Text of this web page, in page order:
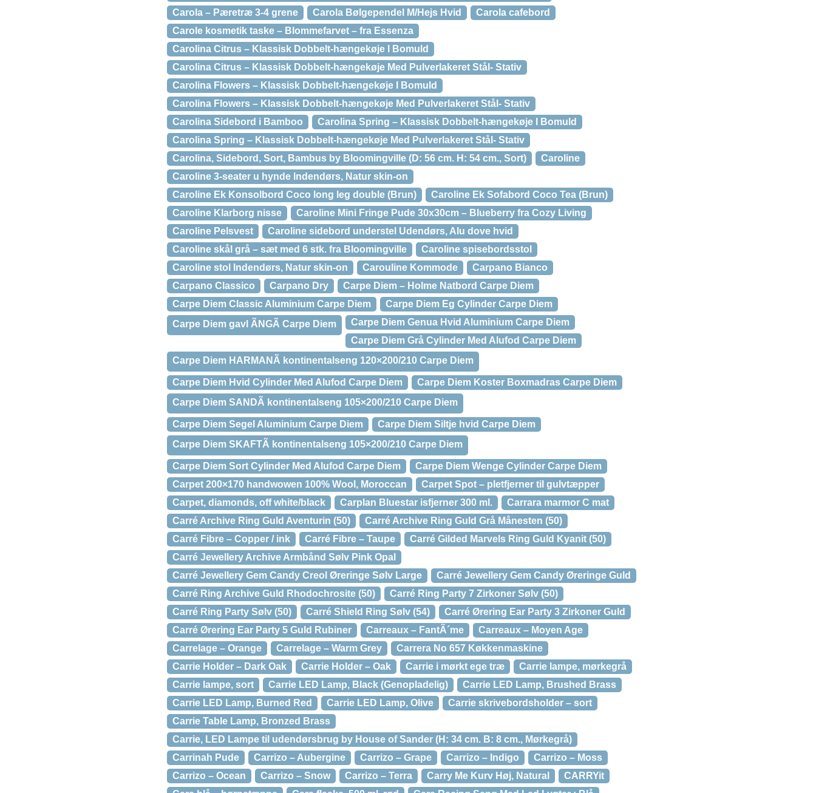
Carola – Pæretræ 3-4 grene
Carola Bølgependel M/Hejs Hvid
Carola cafebord
Carole kosmetik taske – Blommefarvet – fra Essenza
Carolina Citrus – Klassisk Dobbelt-hængekøje I Bomuld
Carolina Citrus – Klassisk Dobbelt-hængekøje Med Pulverlakeret Stål- Stativ
Carolina Flowers – Klassisk Dobbelt-hængekøje I Bomuld
Carolina Flowers – Klassisk Dobbelt-hængekøje Med Pulverlakeret Stål- Stativ
Carolina Sidebord i Bamboo
Carolina Spring – Klassisk Dobbelt-hængekøje I Bomuld
Carolina Spring – Klassisk Dobbelt-hængekøje Med Pulverlakeret Stål- Stativ
Carolina, Sidebord, Sort, Bambus by Bloomingville (D: 56 cm. H: 54 cm., Sort)
Caroline
Caroline 3-seater u hynde Indendørs, Natur skin-on
Caroline Ek Konsolbord Coco long leg double (Brun)
Caroline Ek Sofabord Coco Tea (Brun)
Caroline Klarborg nisse
Caroline Mini Fringe Pude 30x30cm – Blueberry fra Cozy Living
Caroline Pelsvest
Caroline sidebord understel Udendørs, Alu dove hvid
Caroline skål grå – sæt med 6 stk. fra Bloomingville
Caroline spisebordsstol
Caroline stol Indendørs, Natur skin-on
Carouline Kommode
Carpano Bianco
Carpano Classico
Carpano Dry
Carpe Diem – Holme Natbord Carpe Diem
Carpe Diem Classic Aluminium Carpe Diem
Carpe Diem Eg Cylinder Carpe Diem
Carpe Diem gavl ÃNGÃ Carpe Diem
Carpe Diem Genua Hvid Aluminium Carpe Diem
Carpe Diem Grå Cylinder Med Alufod Carpe Diem
Carpe Diem HARMANÃ kontinentalseng 120×200/210 Carpe Diem
Carpe Diem Hvid Cylinder Med Alufod Carpe Diem
Carpe Diem Koster Boxmadras Carpe Diem
Carpe Diem SANDÃ kontinentalseng 105×200/210 Carpe Diem
Carpe Diem Segel Aluminium Carpe Diem
Carpe Diem Siltje hvid Carpe Diem
Carpe Diem SKAFTÃ kontinentalseng 105×200/210 Carpe Diem
Carpe Diem Sort Cylinder Med Alufod Carpe Diem
Carpe Diem Wenge Cylinder Carpe Diem
Carpet 200×170 handwowen 100% Wool, Moroccan
Carpet Spot – pletfjerner til gulvtæpper
Carpet, diamonds, off white/black
Carplan Bluestar isfjerner 300 ml.
Carrara marmor C mat
Carré Archive Ring Guld Aventurin (50)
Carré Archive Ring Guld Grå Månesten (50)
Carré Fibre – Copper / ink
Carré Fibre – Taupe
Carré Gilded Marvels Ring Guld Kyanit (50)
Carré Jewellery Archive Armbånd Sølv Pink Opal
Carré Jewellery Gem Candy Creol Øreringe Sølv Large
Carré Jewellery Gem Candy Øreringe Guld
Carré Ring Archive Guld Rhodochrosite (50)
Carré Ring Party 7 Zirkoner Sølv (50)
Carré Ring Party Sølv (50)
Carré Shield Ring Sølv (54)
Carré Ørering Ear Party 3 Zirkoner Guld
Carré Ørering Ear Party 5 Guld Rubiner
Carreaux – FantÃ´me
Carreaux – Moyen Age
Carrelage – Orange
Carrelage – Warm Grey
Carrera No 657 Køkkenmaskine
Carrie Holder – Dark Oak
Carrie Holder – Oak Carrie i mørkt ege træ
Carrie lampe, mørkegrå
Carrie lampe, sort
Carrie LED Lamp, Black (Genopladelig)
Carrie LED Lamp, Brushed Brass
Carrie LED Lamp, Burned Red
Carrie LED Lamp, Olive
Carrie skrivebordsholder – sort
Carrie Table Lamp, Bronzed Brass
Carrie, LED Lampe til udendørsbrug by House of Sander (H: 34 cm. B: 8 cm., Mørkegrå)
Carrinah Pude
Carrizo – Aubergine Carrizo – Grape Carrizo – Indigo
Carrizo – Moss
Carrizo – Ocean
Carrizo – Snow Carrizo – Terra Carry Me Kurv Høj, Natural
CARRYit